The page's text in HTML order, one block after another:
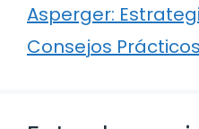
Asperger:
Consejos Prácticos